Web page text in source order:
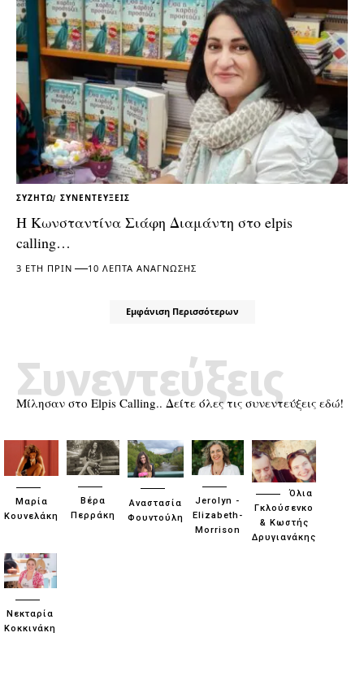
ΣΥΖΗΤΏ ΣΥΝΕΝΤΕΎΞΕΙΣ
Η Κωνσταντίνα Σιάφη Διαμάντη στο elpis
calling…
3 ΈΤΗ ΠΡΙΝ 10 ΛΕΠΤΆ ΑΝΆΓΝΩΣΗΣ
Εμφάνιση Περισσότερων
Μίλησαν στο Elpis Calling.. Δείτε όλες τις συνεντεύξεις εδώ!
Συνεντεύξεις
Μαρία
Κουνελάκη
Βέρα
Περράκη
Αναστασία
Φουντούλη
Jerolyn -
Elizabeth-
Morrison
Όλια
Γκλούσενκο
& Κωστής
Δρυγιανάκης
Νεκταρία
Κοκκινάκη